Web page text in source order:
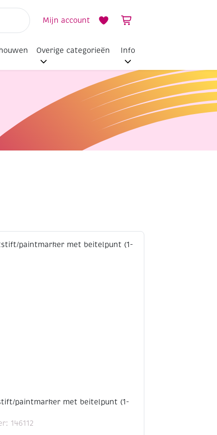
Mijn account
Overige categorieën Info
paintmarker met beitelpunt (1-
146112